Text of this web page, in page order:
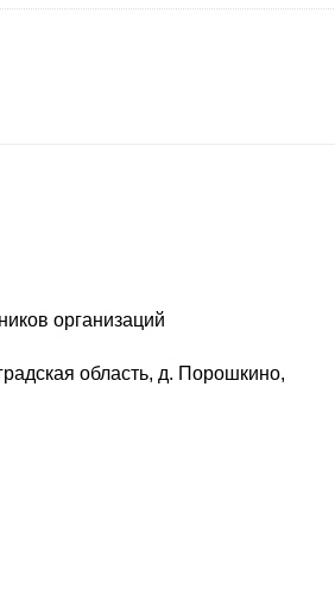
организаций
область, д. Порошкино,